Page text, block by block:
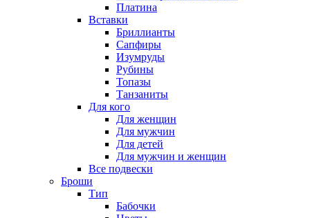
Платина
Вставки
Бриллианты
Сапфиры
Изумруды
Рубины
Топазы
Танзаниты
Для кого
Для женщин
Для мужчин
Для детей
Для мужчин и женщин
Все подвески
Броши
Тип
Бабочки